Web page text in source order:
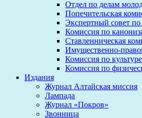
Отдел по делам
Попечительская
Экспертный совет по
Комиссия по
Ставленническая
Имущественно-
Комиссия по культуре
Комиссия по
Издания
Журнал Алтайская миссия
Лампада
Журнал «Покров»
Звонница